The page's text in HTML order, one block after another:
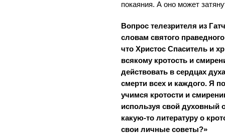
покаяния. А оно может
Вопрос телезрителя из
словам святого
что Христос Спаситель и
всякому кротость и
действовать в сердцах
смерти всех и каждого. Я
учимся кротости и
используя свой духовный
какую-то литературу о
свои личные советы?»